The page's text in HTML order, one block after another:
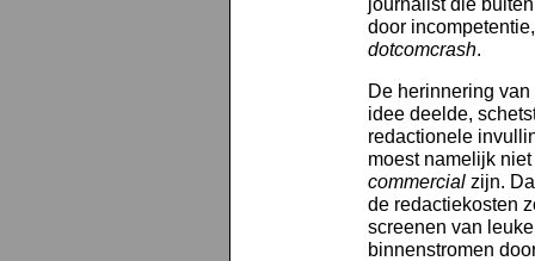
door
dotcomcrash.
De herinnering
idee deelde,
redactionele
moest namelijk
commercial zijn.
de redactiekosten
screenen van
binnenstromen